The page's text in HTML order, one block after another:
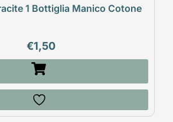
1 Bottiglia Manico Cotone
€1,50